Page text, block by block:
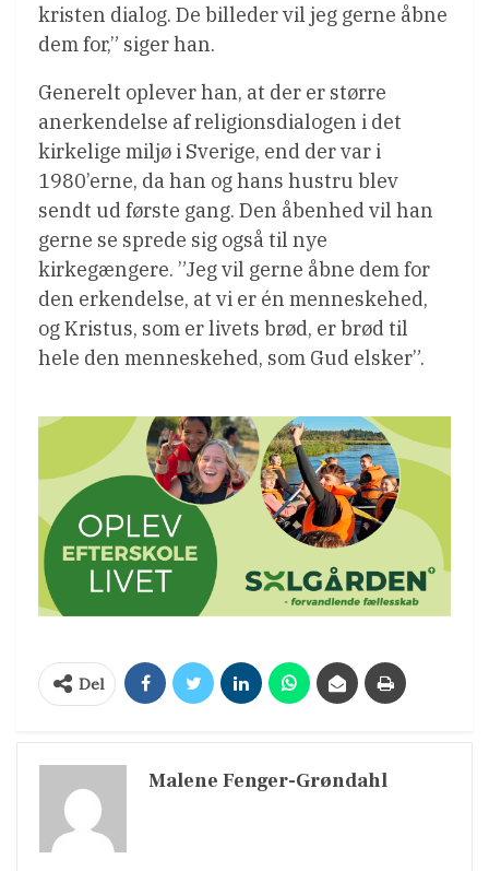
kristen dialog. De billeder vil jeg gerne åbne
dem for,” siger han.
Generelt oplever han, at der er større
anerkendelse af religionsdialogen i det
kirkelige miljø i Sverige, end der var i
1980’erne, da han og hans hustru blev
sendt ud første gang. Den åbenhed vil han
gerne se sprede sig også til nye
kirkegængere. ”Jeg vil gerne åbne dem for
den erkendelse, at vi er én menneskehed,
og Kristus, som er livets brød, er brød til
hele den menneskehed, som Gud elsker”.
Del
Malene Fenger-Grøndahl